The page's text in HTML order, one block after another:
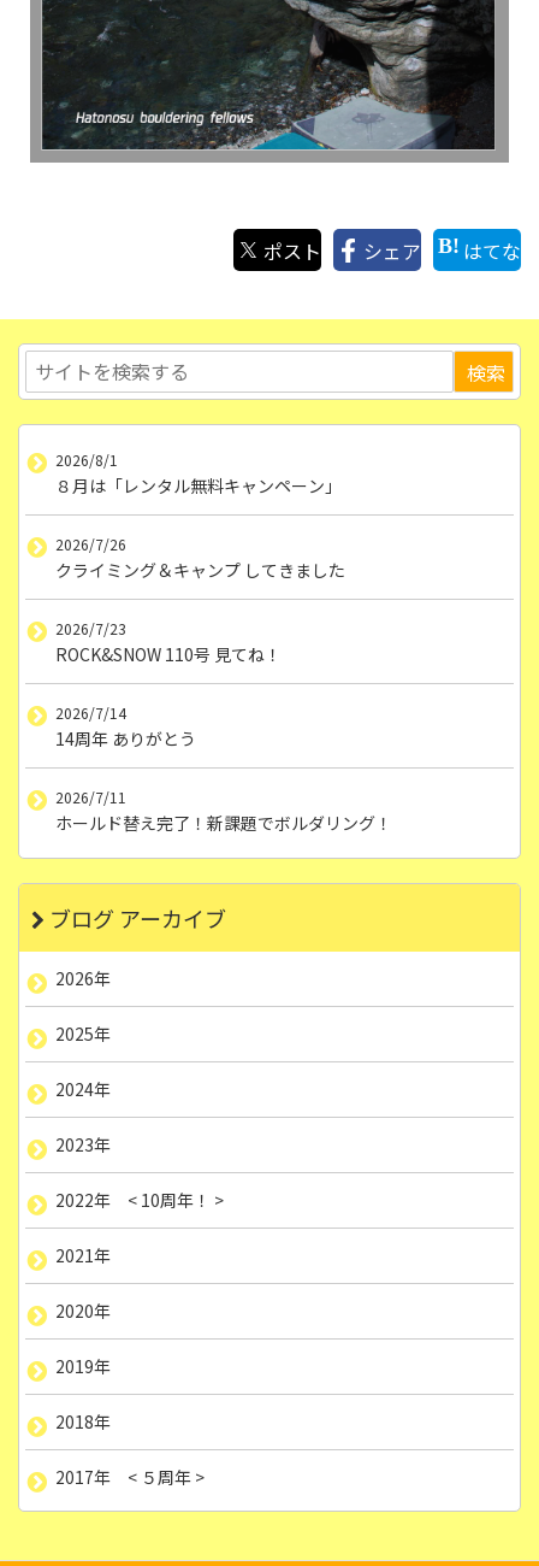
ポスト シェア はてな
2026/8/1
８月は「レンタル無料キャンペーン」
2026/7/26
クライミング＆キャンプ してきました
2026/7/23
ROCK&SNOW 110号 見てね！
2026/7/14
14周年 ありがとう
2026/7/11
ホールド替え完了！新課題でボルダリング！
ブログ アーカイブ
2026年
2025年
2024年
2023年
2022年 < 10周年！ >
2021年
2020年
2019年
2018年
2017年 < ５周年 >